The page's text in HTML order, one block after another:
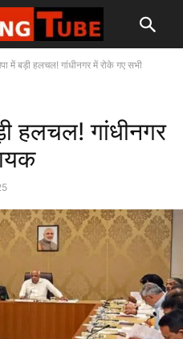
में बड़ी हलचल! गांधीनगर में रोके गए सभी
हलचल! गांधीनगर